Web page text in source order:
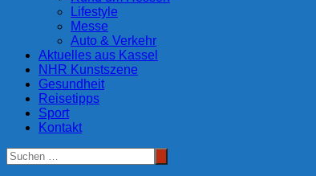
Lifestyle
Messe
Auto & Verkehr
Aktuelles aus Kassel
NHR Kunstszene
Gesundheit
Reisetipps
Sport
Kontakt